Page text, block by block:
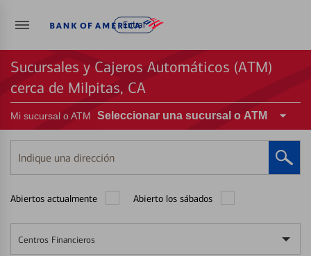
Entrar
Sucursales y Cajeros Automáticos (ATM)
cerca de Milpitas, CA
Mi sucursal o ATM Seleccionar una sucursal o ATM
Indique
una
Abiertos actualmente Abierto los sábados
Centros Financieros